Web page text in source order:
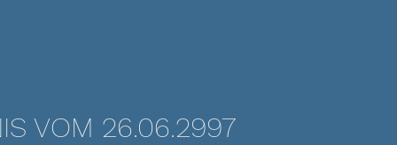
VOM 26.06.2997